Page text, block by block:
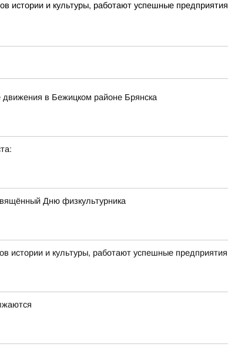
истории и культуры, работают успешные предприятия
движения в Бежицком районе Брянска
Дню физкультурника
истории и культуры, работают успешные предприятия